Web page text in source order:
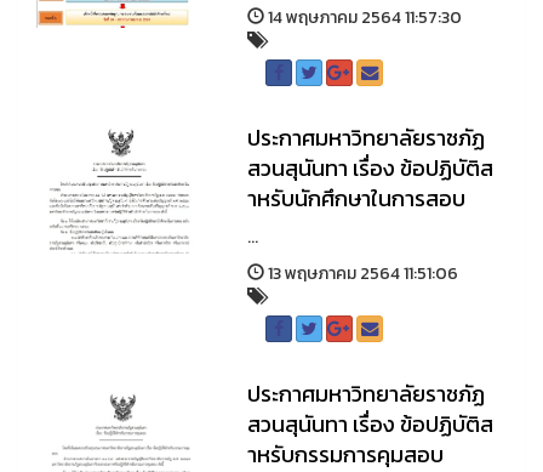
14 พฤษภาคม 2564 11:57:30
ประกาศมหาวิทยาลัยราชภัฏ
สวนสุนันทา เรื่อง ข้อปฏิบัติส
าหรับนักศึกษาในการสอบ
...
13 พฤษภาคม 2564 11:51:06
ประกาศมหาวิทยาลัยราชภัฏ
สวนสุนันทา เรื่อง ข้อปฏิบัติส
าหรับกรรมการคุมสอบ